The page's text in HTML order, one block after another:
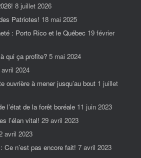
8 juillet 2026
Patriotes! 18 mai 2025
: Porto Rico et le Québec 19 février
qui ça profite? 5 mai 2024
avril 2024
ouvrière à mener jusqu’au bout 1 juillet
l’état de la forêt boréale 11 juin 2023
l’élan vital! 29 avril 2023
avril 2023
Ce n’est pas encore fait! 7 avril 2023